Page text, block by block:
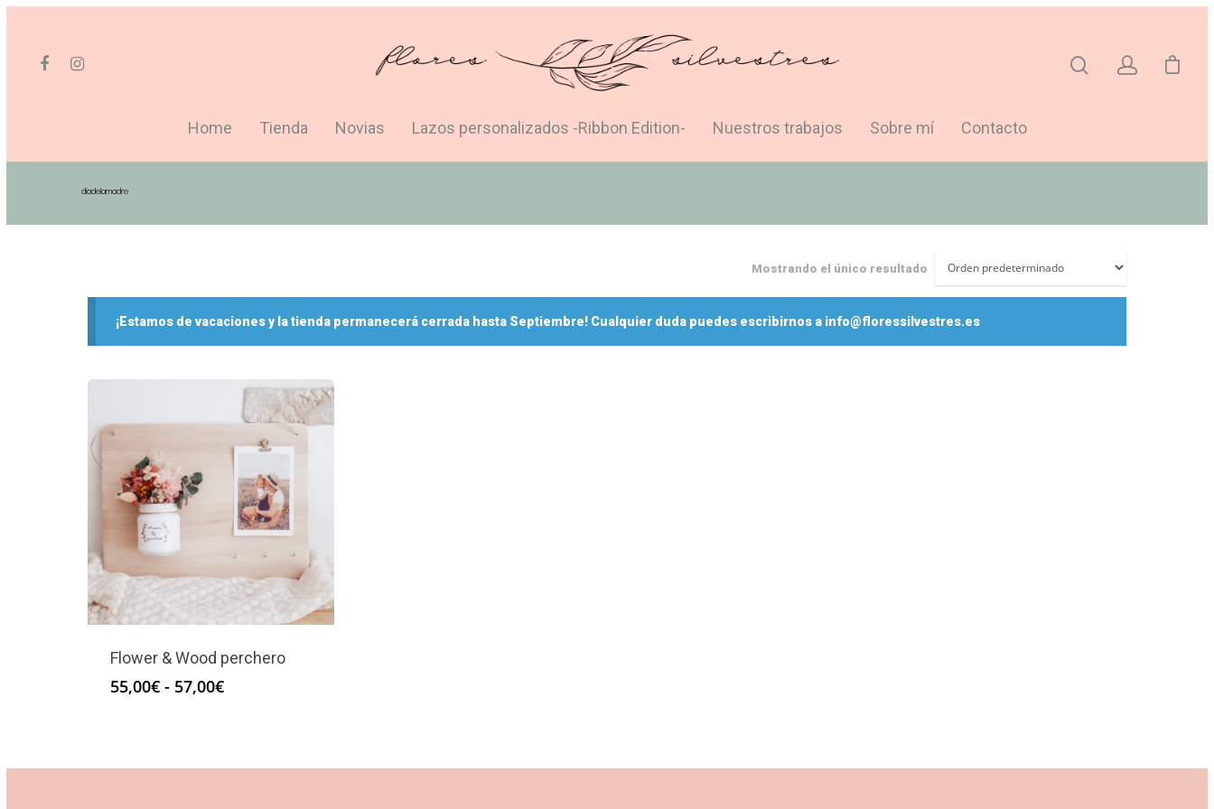
Home Tienda Novias Lazos personalizados -Ribbon Edition- Nuestros trabajos Sobre mí Contacto
diadelamadre
Mostrando el único resultado
¡Estamos de vacaciones y la tienda permanecerá cerrada hasta Septiembre! Cualquier duda puedes escribirnos a info@floressilvestres.es
Flower & Wood perchero
55,00€ - 57,00€Rango
55,00€